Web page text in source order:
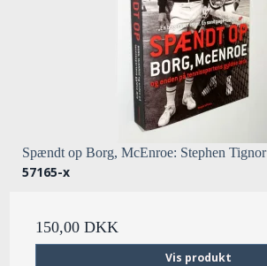
Spændt op Borg, McEnroe: Stephen Tignor
57165-x
150,00 DKK
Vis produkt